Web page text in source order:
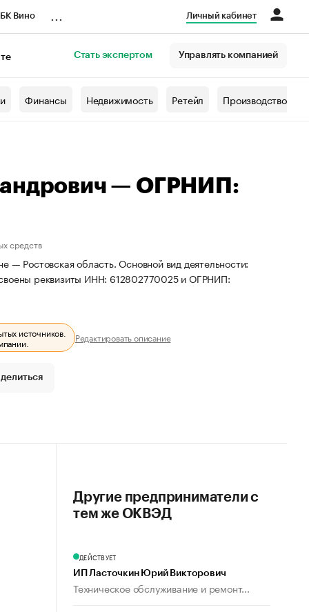
Вино Личный кабинет
Стать экспертом Управлять компанией
Финансы Недвижимость Ретейл Производство
— ОГРНИП:
средств
Ростовская область. Основной вид деятельности:
реквизиты ИНН: 612802770025 и ОГРНИП:
источников.
Редактировать описание
Другие предприниматели с
тем же ОКВЭД
ДЕЙСТВУЕТ
ИП Ласточкин Юрий Викторович
Техническое обслуживание и ремонт...